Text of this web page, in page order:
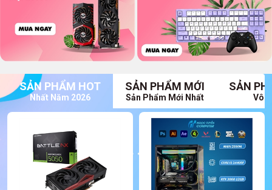
SẢN PHẨM HOT
Nhất Năm 2026
SẢN PHẨM MỚI
Sản Phẩm Mới Nhất
SẢN
Vô